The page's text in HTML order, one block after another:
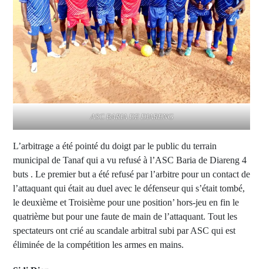
ASC BARIA DE DIARENG
L’arbitrage a été pointé du doigt par le public du terrain
municipal de Tanaf qui a vu refusé à l’ASC Baria de Diareng 4
buts . Le premier but a été refusé par l’arbitre pour un contact de
l’attaquant qui était au duel avec le défenseur qui s’était tombé,
le deuxième et Troisième pour une position’ hors-jeu en fin le
quatrième but pour une faute de main de l’attaquant. Tout les
spectateurs ont crié au scandale arbitral subi par ASC qui est
éliminée de la compétition les armes en mains.